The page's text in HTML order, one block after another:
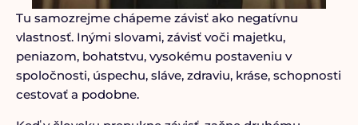
Tu samozrejme chápeme závisť ako negatívnu
vlastnosť. Inými slovami, závisť voči majetku,
peniazom, bohatstvu, vysokému postaveniu v
spoločnosti, úspechu, sláve, zdraviu, kráse, schopnosti
cestovať a podobne.